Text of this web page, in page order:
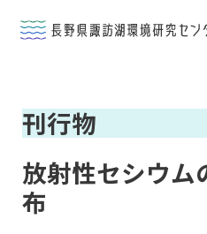

研究活動

データベース

刊行物
放射性セシウム
布